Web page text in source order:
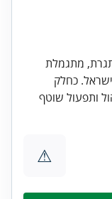
מתגמלת
כחלק
ותפעול שוטף
⚠